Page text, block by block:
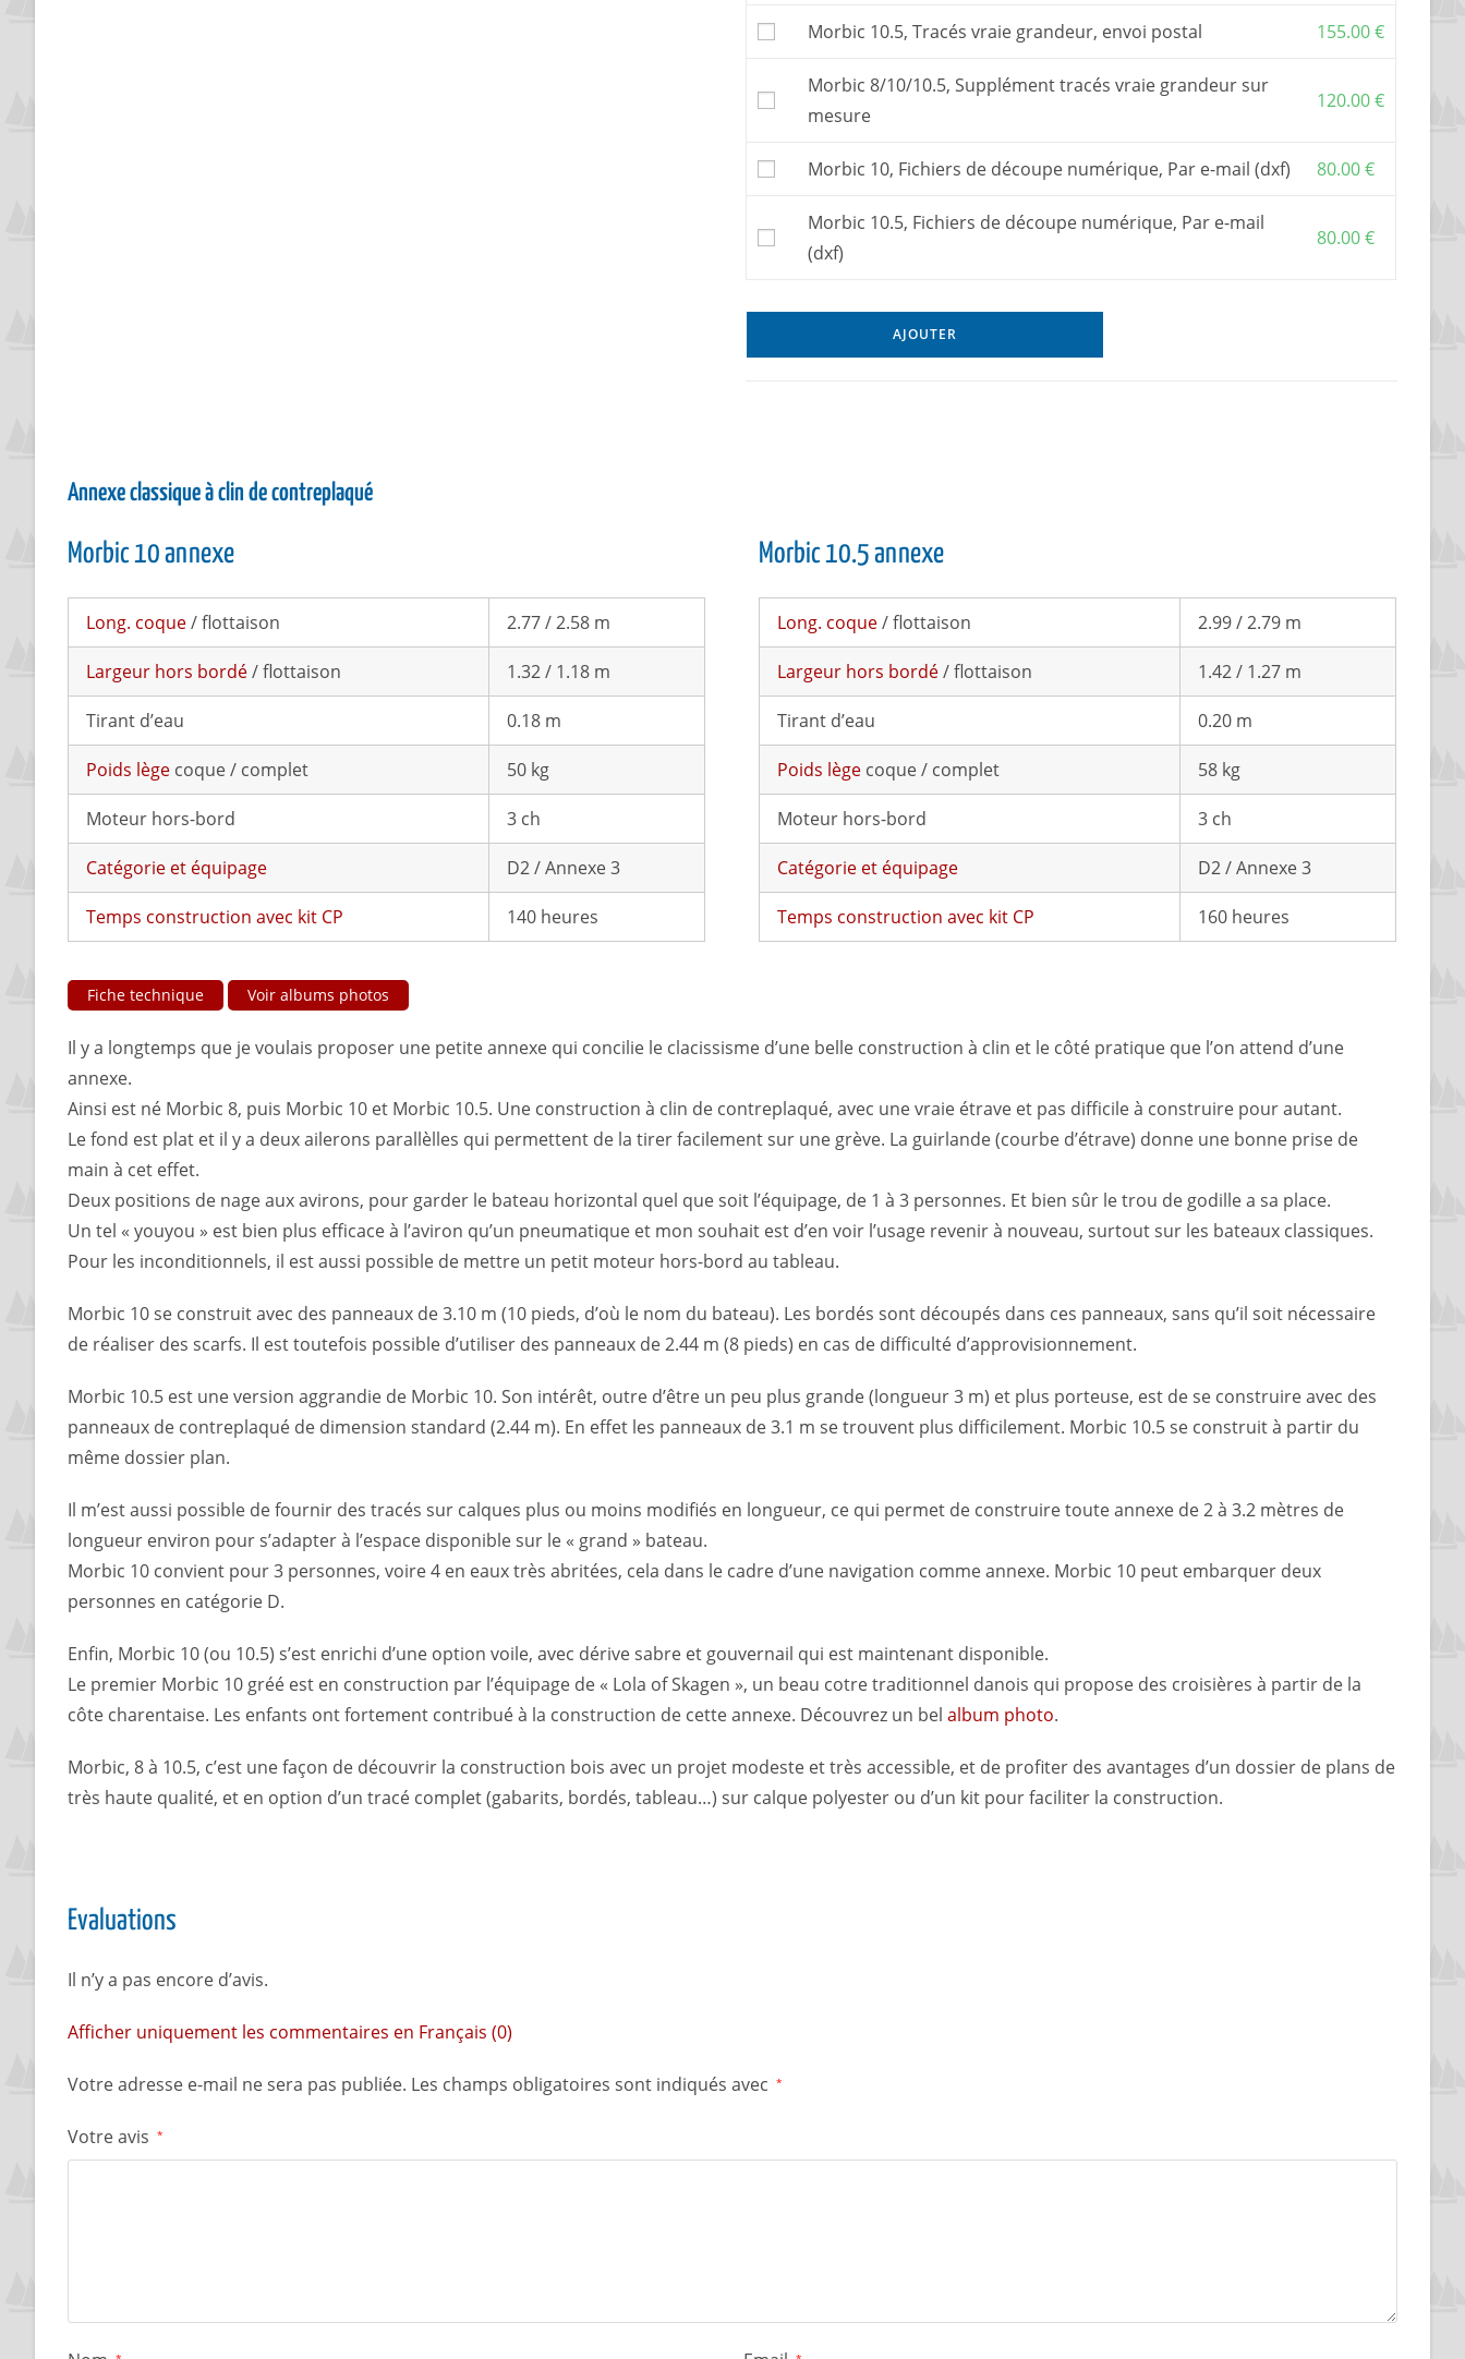
Morbic 10.5, Tracés vraie grandeur, envoi postal 155.00€
Morbic 8/10/10.5, Supplément tracés vraie grandeur sur
mesure
120.00€
Morbic 10, Fichiers de découpe numérique, Par e-mail (dxf) 80.00€
Morbic 10.5, Fichiers de découpe numérique, Par e-mail
(dxf)
80.00€
AJOUTER
Annexe classique à clin de contreplaqué
Morbic 10 annexe
Long. coque/ flottaison 2.77 / 2.58 m
Largeur hors bordé/ flottaison 1.32 / 1.18 m
Tirant d’eau 0.18 m
Poids lège coque / complet 50 kg
Moteur hors-bord 3 ch
Catégorie et équipage D2 / Annexe 3
Temps construction avec kit CP 140 heures
Morbic 10.5 annexe
Long. coque/ flottaison 2.99 / 2.79 m
Largeur hors bordé/ flottaison 1.42 / 1.27 m
Tirant d’eau 0.20 m
Poids lège coque / complet 58 kg
Moteur hors-bord 3 ch
Catégorie et équipage D2 / Annexe 3
Temps construction avec kit CP 160 heures
Fiche technique Voir albums photos
Il y a longtemps que je voulais proposer une petite annexe qui concilie le clacissisme d’une belle construction à clin et le côté pratique que l’on attend d’une
annexe.
Ainsi est né Morbic 8, puis Morbic 10 et Morbic 10.5. Une construction à clin de contreplaqué, avec une vraie étrave et pas difficile à construire pour autant.
Le fond est plat et il y a deux ailerons parallèlles qui permettent de la tirer facilement sur une grève. La guirlande (courbe d’étrave) donne une bonne prise de
main à cet effet.
Deux positions de nage aux avirons, pour garder le bateau horizontal quel que soit l’équipage, de 1 à 3 personnes. Et bien sûr le trou de godille a sa place.
Un tel « youyou » est bien plus efficace à l’aviron qu’un pneumatique et mon souhait est d’en voir l’usage revenir à nouveau, surtout sur les bateaux classiques.
Pour les inconditionnels, il est aussi possible de mettre un petit moteur hors-bord au tableau.
Morbic 10 se construit avec des panneaux de 3.10 m (10 pieds, d’où le nom du bateau). Les bordés sont découpés dans ces panneaux, sans qu’il soit nécessaire
de réaliser des scarfs. Il est toutefois possible d’utiliser des panneaux de 2.44 m (8 pieds) en cas de difficulté d’approvisionnement.
Morbic 10.5 est une version aggrandie de Morbic 10. Son intérêt, outre d’être un peu plus grande (longueur 3 m) et plus porteuse, est de se construire avec des
panneaux de contreplaqué de dimension standard (2.44 m). En effet les panneaux de 3.1 m se trouvent plus difficilement. Morbic 10.5 se construit à partir du
même dossier plan.
Il m’est aussi possible de fournir des tracés sur calques plus ou moins modifiés en longueur, ce qui permet de construire toute annexe de 2 à 3.2 mètres de
longueur environ pour s’adapter à l’espace disponible sur le « grand » bateau.
Morbic 10 convient pour 3 personnes, voire 4 en eaux très abritées, cela dans le cadre d’une navigation comme annexe. Morbic 10 peut embarquer deux
personnes en catégorie D.
Enfin, Morbic 10 (ou 10.5) s’est enrichi d’une option voile, avec dérive sabre et gouvernail qui est maintenant disponible.
Le premier Morbic 10 gréé est en construction par l’équipage de « Lola of Skagen », un beau cotre traditionnel danois qui propose des croisières à partir de la
côte charentaise. Les enfants ont fortement contribué à la construction de cette annexe. Découvrez un bel album photo.
Morbic, 8 à 10.5, c’est une façon de découvrir la construction bois avec un projet modeste et très accessible, et de profiter des avantages d’un dossier de plans de
très haute qualité, et en option d’un tracé complet (gabarits, bordés, tableau…) sur calque polyester ou d’un kit pour faciliter la construction.
Evaluations
Il n’y a pas encore d’avis.
Afficher uniquement les commentaires en Français (0)
Votre adresse e-mail ne sera pas publiée. Les champs obligatoires sont indiqués avec *
Votre avis *